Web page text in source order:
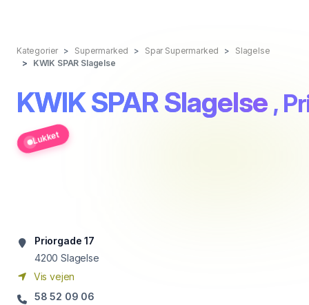
Kategorier Supermarked Spar Supermarked
Slagelse
KWIK SPAR Slagelse
KWIK SPAR Slagelse ,
Lukket
Priorgade 17
4200 Slagelse
Vis vejen
58 52 09 06